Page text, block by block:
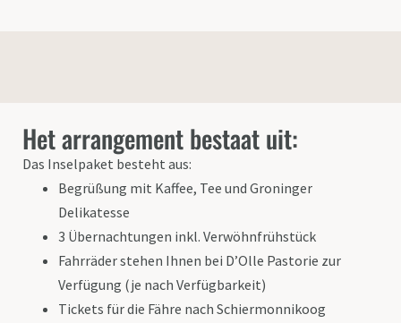
Het arrangement bestaat uit:
Das Inselpaket besteht aus:
Begrüßung mit Kaffee, Tee und Groninger
Delikatesse
3 Übernachtungen inkl. Verwöhnfrühstück
Fahrräder stehen Ihnen bei D’Olle Pastorie zur
Verfügung (je nach Verfügbarkeit)
Tickets für die Fähre nach Schiermonnikoog